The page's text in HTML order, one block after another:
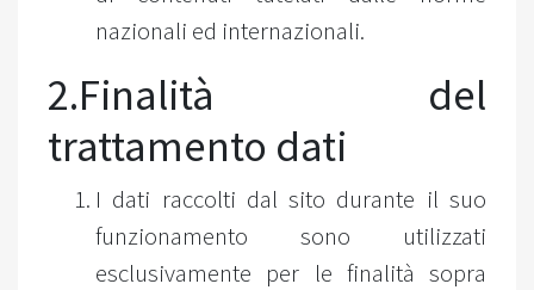
nazionali ed internazionali.
2.Finalità del
trattamento dati
I dati raccolti dal sito durante il suo
funzionamento sono utilizzati
esclusivamente per le finalità sopra